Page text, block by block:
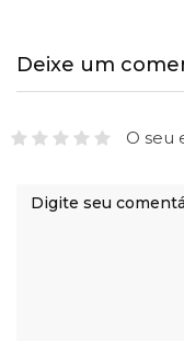
Deixe um
O seu